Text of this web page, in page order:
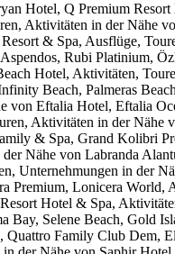
Hotel, Q Premium Resort
Aktivitäten in der Nähe
& Spa, Ausflüge,
Rubi Platinium,
Hotel, Aktivitäten,
Beach, Palmeras
von Eftalia Hotel, Eftalia
Aktivitäten in der Nähe
& Spa, Grand Kolibri
Nähe von Labranda
Unternehmungen in der
Premium, Lonicera World,
Hotel & Spa,
Selene Beach, Gold
Family Club Dem,